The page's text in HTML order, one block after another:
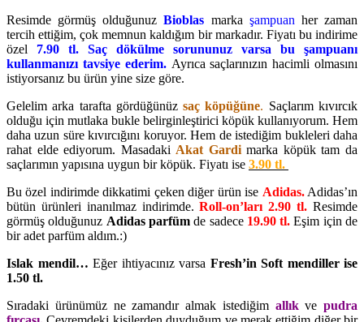
Resimde görmüş olduğunuzBioblas marka şampuan her zaman
tercih ettiğim, çok memnun kaldığım bir markadır. Fiyatı bu indirime
özel 7.90 tl.
Saç dökülme sorununuz varsa bu şampuanı
kullanmanızı tavsiye ederim. Ayrıca saçlarınızın hacimli olmasını
istiyorsanız bu ürün yine size göre.
Gelelim arka tarafta gördüğünüzsaç köpüğüne. Saçlarım kıvırcık
olduğu için mutlaka bukle belirginleştirici köpük kullanıyorum. Hem
daha uzun süre kıvırcığını koruyor. Hem de istediğim bukleleri daha
rahat elde ediyorum. Masadaki Akat Gardimarka köpük tam da
saçlarımın yapısına uygun bir köpük. Fiyatı ise 3.90 tl.
Bu özel indirimde dikkatimi çeken diğer ürün ise Adidas.Adidas’ın
bütün ürünleri inanılmaz indirimde.Roll-on’ları 2.90 tl. Resimde
görmüş olduğunuz Adidas parfümde sadece 19.90 tl.Eşim için de
bir adet parfüm aldım.:)
Islak mendil… Eğer ihtiyacınız varsa Fresh’in Soft mendiller ise
1.50 tl.
Sıradaki ürünümüz ne zamandır almak istediğim allıkve pudra